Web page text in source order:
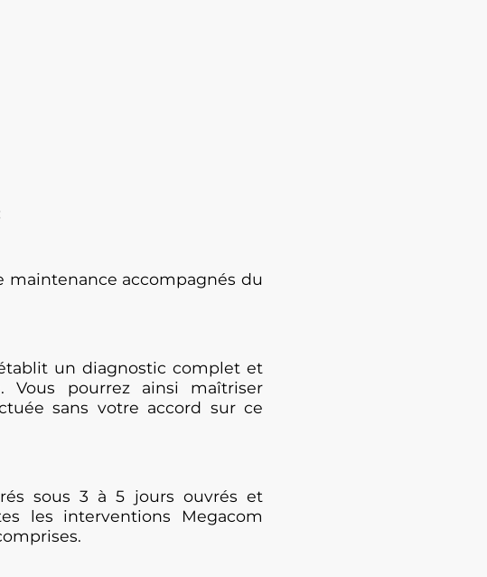
maintenance accompagnés du
un diagnostic complet et
pourrez ainsi maîtriser
sans votre accord sur ce
sous 3 à 5 jours ouvrés et
les interventions Megacom